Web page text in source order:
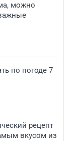
можно
по погоде 7
рецепт
вкусом из